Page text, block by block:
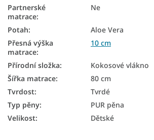
Kokosové matrace 80x180
Partnerské
matrace:
Ne
Potah:
Aloe Vera
Přesná výška
matrace:
10 cm
Přírodní složka:
Kokosové vlákno
Šířka matrace:
80 cm
Tvrdost:
Tvrdé
Typ pěny:
PUR pěna
Velikost: Dětské